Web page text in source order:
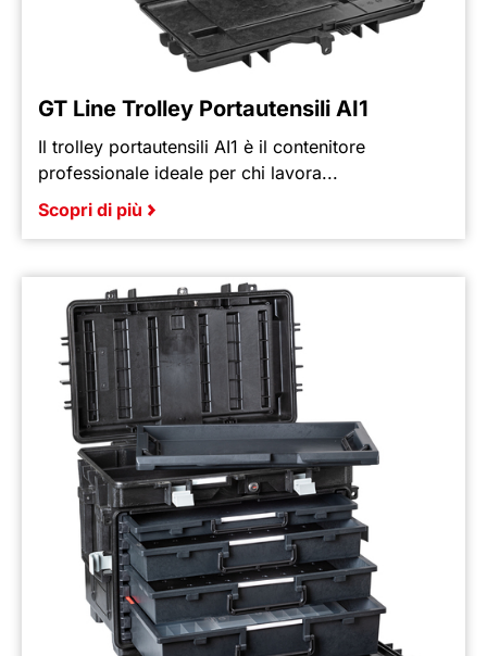
GT Line Trolley Portautensili AI1
Il trolley portautensili AI1 è il contenitore
professionale ideale per chi lavora...
Scopri di più